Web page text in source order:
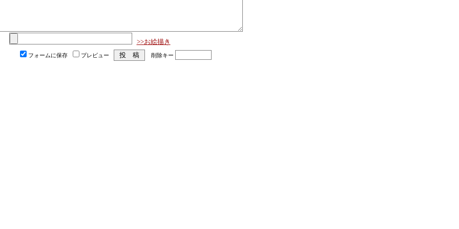
>>お絵描き
フォームに保存 プレビュー 削除キー